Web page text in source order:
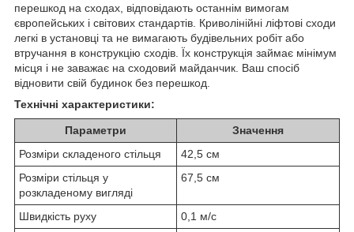
перешкод на сходах, відповідають останнім вимогам
європейських і світових стандартів. Криволінійні ліфтові сходи
легкі в установці та не вимагають будівельних робіт або
втручання в конструкцію сходів. Їх конструкція займає мінімум
місця і не заважає на сходовий майданчик. Ваш спосіб
відновити свій будинок без перешкод.
Технічні характеристики:
Параметри
Значення
Розміри складеного стільця
42,5 см
Розміри стільця у
розкладеному вигляді
67,5 см
Швидкість руху
0,1 м/с